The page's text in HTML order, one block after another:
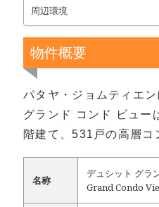
周辺環境
物件概要
パタヤ・ジョムティエ
グランド コンド ビュー
階建て、531戸の高層コ
名称
デュシット グラ
Grand Condo